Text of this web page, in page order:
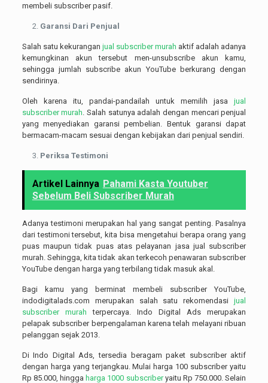
membeli subscriber pasif.
Garansi Dari Penjual
Salah satu kekurangan jual subscriber murah aktif adalah adanya
kemungkinan akun tersebut men-unsubscribe akun kamu,
sehingga jumlah subscribe akun YouTube berkurang dengan
sendirinya.
Oleh karena itu, pandai-pandailah untuk memilih jasajual
subscriber murah . Salah satunya adalah dengan mencari penjual
yang menyediakan garansi pembelian. Bentuk garansi dapat
bermacam-macam sesuai dengan kebijakan dari penjual sendiri.
Periksa Testimoni
Artikel Lainnya Pahami Kasta Youtuber
Sebelum Beli Subscriber Murah
Adanya testimoni merupakan hal yang sangat penting. Pasalnya
dari testimoni tersebut, kita bisa mengetahui berapa orang yang
puas maupun tidak puas atas pelayanan jasa jual subscriber
murah. Sehingga, kita tidak akan terkecoh penawaran subscriber
YouTube dengan harga yang terbilang tidak masuk akal.
Bagi kamu yang berminat membeli subscriber YouTube,
indodigitalads.com merupakan salah satu rekomendasijual
subscriber murah terpercaya. Indo Digital Ads merupakan
pelapak subscriber berpengalaman karena telah melayani ribuan
pelanggan sejak 2013.
Di Indo Digital Ads, tersedia beragam paket subscriber aktif
dengan harga yang terjangkau. Mulai harga 100 subscriber yaitu
Rp 85.000, hingga harga 1000 subscriberyaitu Rp 750.000. Selain